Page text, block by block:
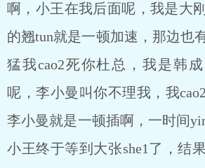
啊，小王在我后面呢，我是大
的翘tun就是一顿加速，那边也
猛我cao2死你杜总，我是韩
呢，李小曼叫你不理我，我
李小曼就是一顿插啊，一时间
小王终于等到大张she1了，结